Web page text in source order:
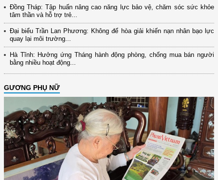
Đồng Tháp: Tập huấn nâng cao năng lực bảo vệ, chăm sóc sức khỏe
tâm thần và hỗ trợ trẻ...
Đại biểu Trần Lan Phương: Không để hòa giải khiến nạn nhân bạo lực
quay lại môi trường...
Hà Tĩnh: Hưởng ứng Tháng hành động phòng, chống mua bán người
bằng nhiều hoạt động...
GƯƠNG PHỤ NỮ